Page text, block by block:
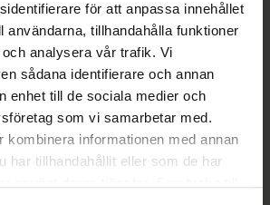
för att anpassa innehållet
användarna, tillhandahålla funktioner
analysera vår trafik. Vi
sådana identifierare och annan
enhet till de sociala medier och
som vi samarbetar med.
kombinera informationen med annan
har tillhandahållit eller som de har
bidrar till att
vitalisera hårbotten. Ett
aminosyror stödjer elasticitet
pumpakärnextrakt tillför
till sundare hårväxt.
mer spänstigt och
förbättrad struktur och
tynga ner. Den lätta
snabbt och gör